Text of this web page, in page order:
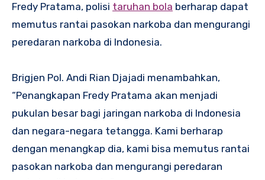
Fredy Pratama, polisi taruhan bola berharap dapat
memutus rantai pasokan narkoba dan mengurangi
peredaran narkoba di Indonesia.
Brigjen Pol. Andi Rian Djajadi menambahkan,
“Penangkapan Fredy Pratama akan menjadi
pukulan besar bagi jaringan narkoba di Indonesia
dan negara-negara tetangga. Kami berharap
dengan menangkap dia, kami bisa memutus rantai
pasokan narkoba dan mengurangi peredaran